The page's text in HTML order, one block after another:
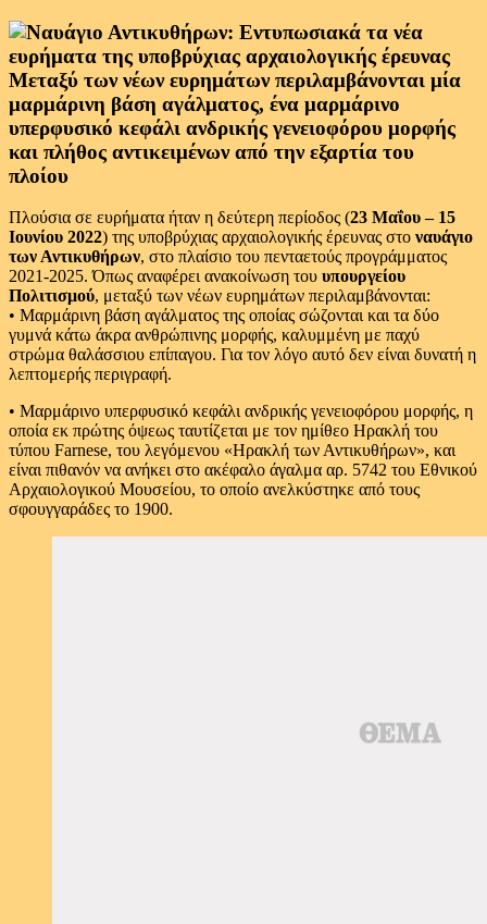
Μεταξύ των νέων ευρημάτων περιλαμβάνονται μία
μαρμάρινη βάση αγάλματος, ένα μαρμάρινο
υπερφυσικό κεφάλι ανδρικής γενειοφόρου μορφής
και πλήθος αντικειμένων από την εξαρτία του
πλοίου
Πλούσια σε ευρήματα ήταν η δεύτερη περίοδος (23 Μαΐου – 15
Ιουνίου 2022) της υποβρύχιας αρχαιολογικής έρευνας στο ναυάγιο
των Αντικυθήρων, στο πλαίσιο του πενταετούς προγράμματος
2021-2025. Όπως αναφέρει ανακοίνωση του υπουργείου
Πολιτισμού, μεταξύ των νέων ευρημάτων περιλαμβάνονται:
• Μαρμάρινη βάση αγάλματος της οποίας σώζονται και τα δύο
γυμνά κάτω άκρα ανθρώπινης μορφής, καλυμμένη με παχύ
στρώμα θαλάσσιου επίπαγου. Για τον λόγο αυτό δεν είναι δυνατή η
λεπτομερής περιγραφή.
• Μαρμάρινο υπερφυσικό κεφάλι ανδρικής γενειοφόρου μορφής, η
οποία εκ πρώτης όψεως ταυτίζεται με τον ημίθεο Ηρακλή του
τύπου Farnese, του λεγόμενου «Ηρακλή των Αντικυθήρων», και
είναι πιθανόν να ανήκει στο ακέφαλο άγαλμα αρ. 5742 του Εθνικού
Αρχαιολογικού Μουσείου, το οποίο ανελκύστηκε από τους
σφουγγαράδες το 1900.